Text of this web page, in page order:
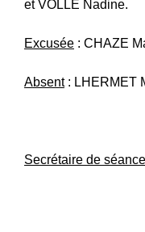
et VOLLE Nadine.
Excusée : CHAZE
Absent: LHERMET
Secrétaire de séance